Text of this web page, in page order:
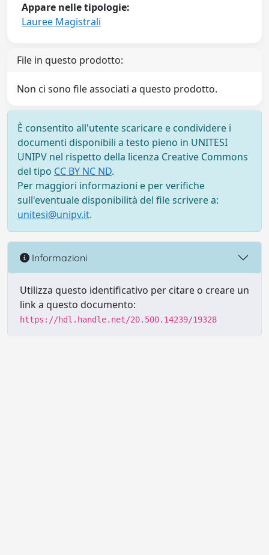
Appare nelle tipologie:
Lauree Magistrali
File in questo prodotto:
Non ci sono file associati a questo prodotto.
È consentito all'utente scaricare e condividere i
documenti disponibili a testo pieno in UNITESI
UNIPV nel rispetto della licenza Creative Commons
del tipo CC BY NC ND.
Per maggiori informazioni e per verifiche
sull'eventuale disponibilità del file scrivere a:
unitesi@unipv.it.
Informazioni
Utilizza questo identificativo per citare o creare un
link a questo documento:
https://hdl.handle.net/20.500.14239/19328